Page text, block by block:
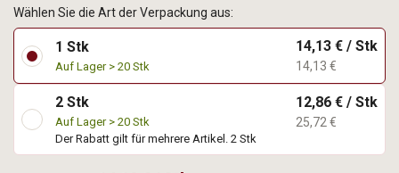
Wählen Sie die Art der Verpackung aus:
1 Stk
Auf Lager > 20 Stk
14,13 € / Stk
14,13 €
2 Stk
Auf Lager > 20 Stk
Der Rabatt gilt für mehrere Artikel. 2 Stk
12,86 € / Stk
25,72 €